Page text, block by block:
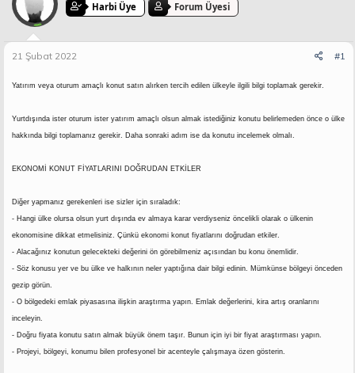
y
a
l
t
a
ç
a
i
h
Harbi Üye Forum Üyesi
21 Şubat 2022 #1
Yatırım veya oturum amaçlı konut satın alırken tercih edilen ülkeyle ilgili bilgi toplamak gerekir.
Yurtdışında ister oturum ister yatırım amaçlı olsun almak istediğiniz konutu belirlemeden önce o ülke
hakkında bilgi toplamanız gerekir. Daha sonraki adım ise da konutu incelemek olmalı.
EKONOMİ KONUT FİYATLARINI DOĞRUDAN ETKİLER
Diğer yapmanız gerekenleri ise sizler için sıraladık:
- Hangi ülke olursa olsun yurt dışında ev almaya karar verdiyseniz öncelikli olarak o ülkenin
ekonomisine dikkat etmelisiniz. Çünkü ekonomi konut fiyatlarını doğrudan etkiler.
- Alacağınız konutun gelecekteki değerini ön görebilmeniz açısından bu konu önemlidir.
- Söz konusu yer ve bu ülke ve halkının neler yaptığına dair bilgi edinin. Mümkünse bölgeyi önceden
gezip görün.
- O bölgedeki emlak piyasasına ilişkin araştırma yapın. Emlak değerlerini, kira artış oranlarını
inceleyin.
- Doğru fiyata konutu satın almak büyük önem taşır. Bunun için iyi bir fiyat araştırması yapın.
- Projeyi, bölgeyi, konumu bilen profesyonel bir acenteyle çalışmaya özen gösterin.